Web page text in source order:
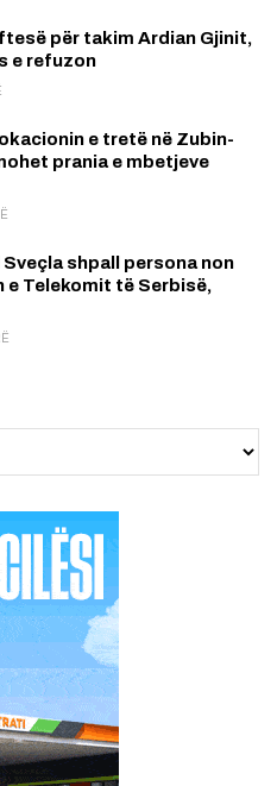
për takim Ardian Gjinit,
e refuzon
e tretë në Zubin-
prania e mbetjeve
shpall persona non
e Telekomit të Serbisë,